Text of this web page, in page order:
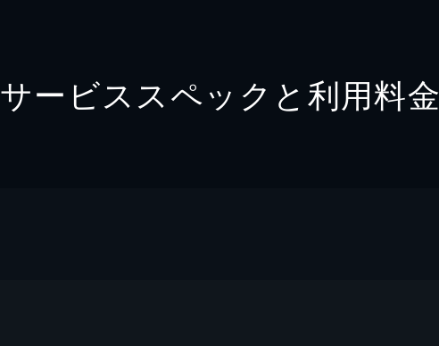
サービススペックと利用料金